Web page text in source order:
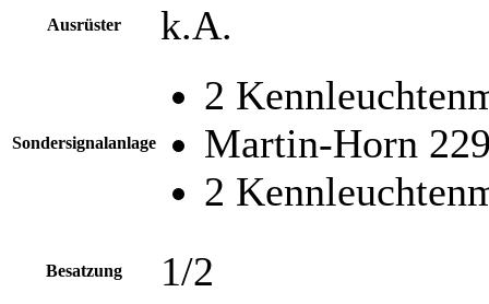
Ausrüster k.A.
Sondersignalanlage
2
Martin-Horn
2
Besatzung 1/2